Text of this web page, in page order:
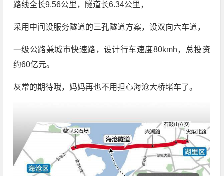
路线全长9.56公里，隧道长6.34公里，
采用中间设服务隧道的三孔隧道方案，设双向六车道，
一级公路兼城市快速路，设计行车速度80kmh，总投资
约60亿元。
灰常的期待哦，妈妈再也不用担心海沧大桥堵车了。